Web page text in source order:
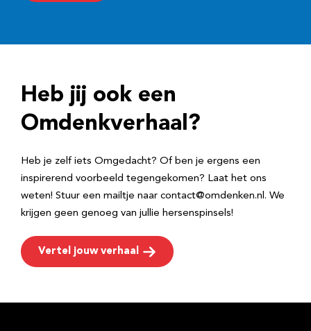
r
e
Heb jij ook een
Omdenkverhaal?
Heb je zelf iets Omgedacht? Of ben je ergens een
inspirerend voorbeeld tegengekomen? Laat het ons
weten! Stuur een mailtje naar contact@omdenken.nl. We
krijgen geen genoeg van jullie hersenspinsels!
Vertel jouw verhaal